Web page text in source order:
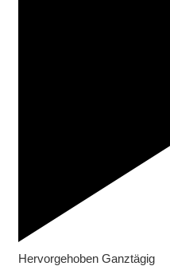
Hervorgehoben Ganztägig